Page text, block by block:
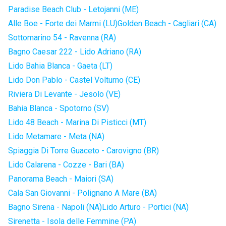
Paradise Beach Club - Letojanni (ME)
Alle Boe - Forte dei Marmi (LU)Golden Beach - Cagliari (CA)
Sottomarino 54 - Ravenna (RA)
Bagno Caesar 222 - Lido Adriano (RA)
Lido Bahia Blanca - Gaeta (LT)
Lido Don Pablo - Castel Volturno (CE)
Riviera Di Levante - Jesolo (VE)
Bahia Blanca - Spotorno (SV)
Lido 48 Beach - Marina Di Pisticci (MT)
Lido Metamare - Meta (NA)
Spiaggia Di Torre Guaceto - Carovigno (BR)
Lido Calarena - Cozze - Bari (BA)
Panorama Beach - Maiori (SA)
Cala San Giovanni - Polignano A Mare (BA)
Bagno Sirena - Napoli (NA)Lido Arturo - Portici (NA)
Sirenetta - Isola delle Femmine (PA)